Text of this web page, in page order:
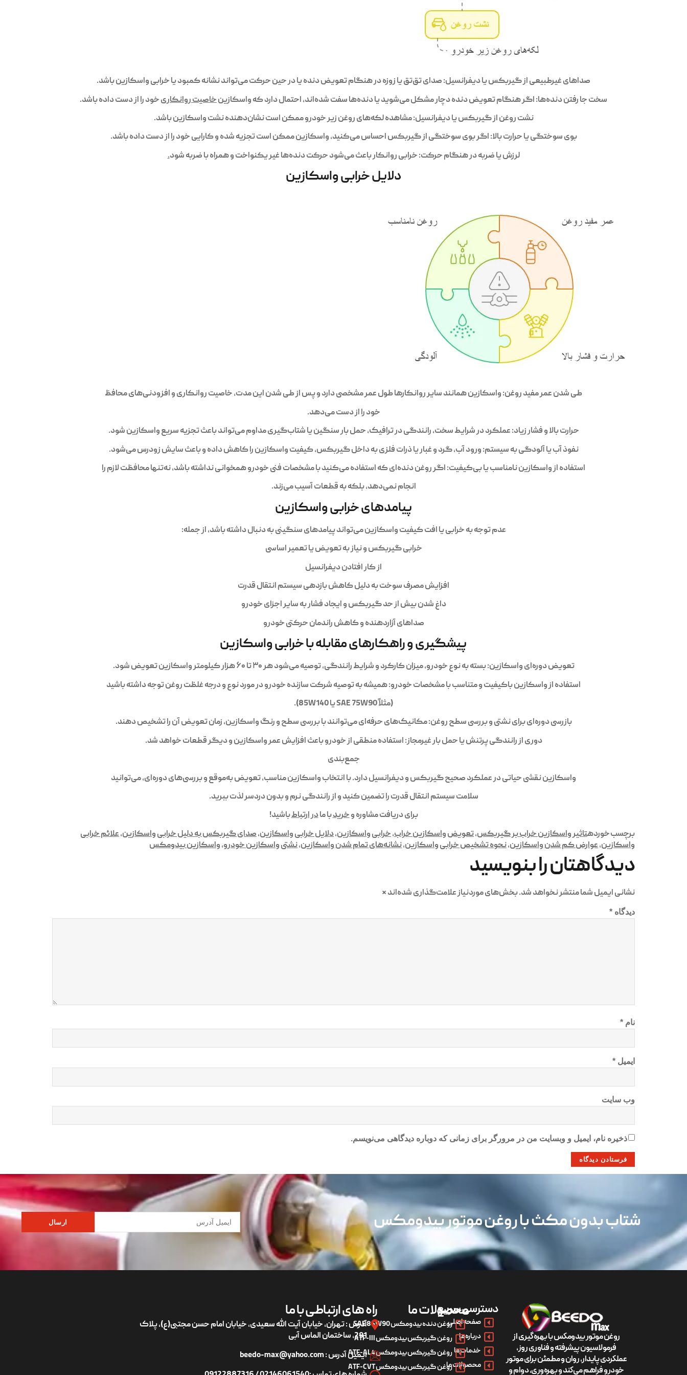
صداهای غیرطبیعی از گیربکس یا دیفرانسیل: صدای تق‌تق یا زوزه در هنگام تعویض دنده یا در حین حرکت می‌تواند نشانه کمبود یا خرابی واسکازین باشد.
سخت جا رفتن دنده‌ها: اگر هنگام تعویض دنده دچار مشکل می‌شوید یا دنده‌ها سفت شده‌اند، احتمال دارد که واسکازینخاصیت روانکاریخود را از دست داده باشد.
نشت روغن از گیربکس یا دیفرانسیل: مشاهده لکه‌های روغن زیر خودرو ممکن است نشان‌دهنده نشت واسکازین باشد.
بوی سوختگی یا حرارت بالا: اگر بوی سوختگی از گیربکس احساس می‌کنید، واسکازین ممکن است تجزیه شده و کارایی خود را از دست داده باشد.
لرزش یا ضربه در هنگام حرکت: خرابی روانکار باعث می‌شود حرکت دنده‌ها غیر یکنواخت و همراه با ضربه شود.
دلایل خرابی واسکازین
طی شدن عمر مفید روغن: واسکازین همانند سایر روانکارها طول عمر مشخصی دارد و پس از طی شدن این مدت، خاصیت روانکاری و افزودنی‌های محافظ
خود را از دست می‌دهد.
حرارت بالا و فشار زیاد: عملکرد در شرایط سخت، رانندگی در ترافیک، حمل بار سنگین یا شتاب‌گیری مداوم می‌تواند باعث تجزیه سریع واسکازین شود.
نفوذ آب یا آلودگی به سیستم: ورود آب، گرد و غبار یا ذرات فلزی به داخل گیربکس، کیفیت واسکازین را کاهش داده و باعث سایش زودرس می‌شود.
استفاده از واسکازین نامناسب یا بی‌کیفیت: اگر روغن دنده‌ای که استفاده می‌کنید با مشخصات فنی خودرو همخوانی نداشته باشد، نه‌تنها محافظت لازم را
انجام نمی‌دهد، بلکه به قطعات آسیب می‌زند.
پیامدهای خرابی واسکازین
عدم توجه به خرابی یا افت کیفیت واسکازین می‌تواند پیامدهای سنگینی به دنبال داشته باشد، از جمله:
خرابی گیربکس و نیاز به تعویض یا تعمیر اساسی
از کار افتادن دیفرانسیل
افزایش مصرف سوخت به دلیل کاهش بازدهی سیستم انتقال قدرت
داغ شدن بیش از حد گیربکس و ایجاد فشار به سایر اجزای خودرو
صداهای آزاردهنده و کاهش راندمان حرکتی خودرو
پیشگیری و راهکارهای مقابله با خرابی واسکازین
تعویض دوره‌ای واسکازین: بسته به نوع خودرو، میزان کارکرد و شرایط رانندگی، توصیه می‌شود هر ۳۰ تا ۶۰ هزار کیلومتر واسکازین تعویض شود.
استفاده از واسکازین باکیفیت و متناسب با مشخصات خودرو: همیشه به توصیه شرکت سازنده خودرو در مورد نوع و درجه غلظت روغن توجه داشته باشید
(مثلاً SAE 75W90 یا 85W140).
بازرسی دوره‌ای برای نشتی و بررسی سطح روغن: مکانیک‌های حرفه‌ای می‌توانند با بررسی سطح و رنگ واسکازین، زمان تعویض آن را تشخیص دهند.
دوری از رانندگی پرتنش یا حمل بار غیرمجاز: استفاده منطقی از خودرو باعث افزایش عمر واسکازین و دیگر قطعات خواهد شد.
جمع‌بندی
واسکازین نقشی حیاتی در عملکرد صحیح گیربکس و دیفرانسیل دارد. با انتخاب واسکازین مناسب، تعویض به‌موقع و بررسی‌های دوره‌ای، می‌توانید
سلامت سیستم انتقال قدرت را تضمین کنید و از رانندگی نرم و بدون دردسر لذت ببرید.
برای دریافت مشاوره وخریدبا مادر ارتباطباشید!
برچسب خوردهتاثیر واسکازین خراب بر گیربکس,تعویض واسکازین خراب,خرابی واسکازین,دلایل خرابی واسکازین,صدای گیربکس به دلیل خرابی واسکازین,علائم خرابی
واسکازین,عوارض کم شدن واسکازین,نحوه تشخیص خرابی واسکازین,نشانه‌های تمام شدن واسکازین,نشتی واسکازین خودرو,واسکازین بیدومکس
دیدگاهتان را بنویسید
نشانی ایمیل شما منتشر نخواهد شد.بخش‌های موردنیاز علامت‌گذاری شده‌اند*
دیدگاه *
نام *
ایمیل *
وب‌ سایت
ذخیره نام، ایمیل و وبسایت من در مرورگر برای زمانی که دوباره دیدگاهی می‌نویسم.
شتاب بدون مکث با روغن موتور بیدومکس ارسال
روغن موتور بیدومکس با بهره‌گیری از
فرمولاسیون پیشرفته و فناوری روز،
عملکردی پایدار، روان و مطمئن برای موتور
خودرو فراهم می‌کند و بهره‌وری، دوام و
دسترسی سریع
صفحه اصلی
درباره ما
خدمات ما
محصولات ما
محصولات ما
روغن دنده بیدومکس SAE 85W90
روغن گیربکس بیدومکس ATF-III
روغن گیربکس بیدومکس ATF-AL4
روغن گیربکس بیدومکس ATF-CVT
راه های ارتباطی با ما
آدرس : تهران، خیابان آیت الله سعیدی، خیابان امام حسن مجتبی(ع)، پلاک
291، ساختمان الماس آبی
ایمیل آدرس : beedo-max@yahoo.com